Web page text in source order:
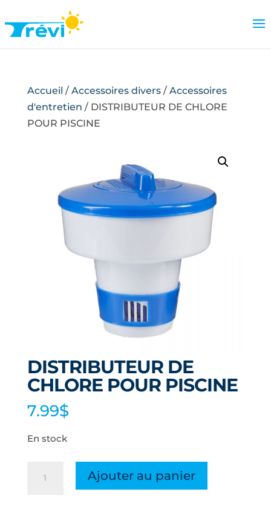
Accueil / Accessoires divers/ Accessoires
d'entretien / DISTRIBUTEUR DE CHLORE
POUR PISCINE
DISTRIBUTEUR DE
CHLORE POUR PISCINE
7.99$
En stock
Ajouter au panier